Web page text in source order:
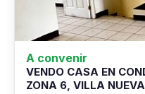
A convenir
VENDO CASA EN
ZONA 6, VILLA